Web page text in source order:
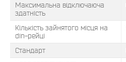
Максимальна відключаюча
здатність
Кількість зайнятого місця на
din-рейці
Стандарт